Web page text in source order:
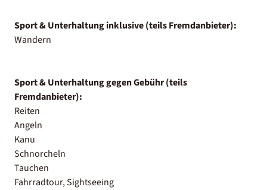
Sport & Unterhaltung inklusive (teils Fremdanbieter):
Wandern
Sport & Unterhaltung gegen Gebühr (teils
Fremdanbieter):
Reiten
Angeln
Kanu
Schnorcheln
Tauchen
Fahrradtour, Sightseeing